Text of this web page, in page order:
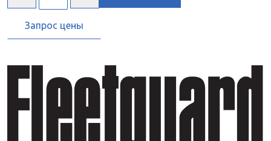
Запрос цены